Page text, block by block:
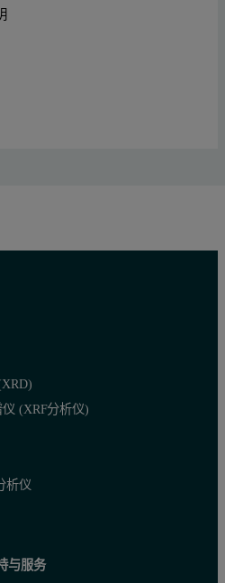
same material, a CMC with 0.7°
(XRF分析仪)
析仪
与服务